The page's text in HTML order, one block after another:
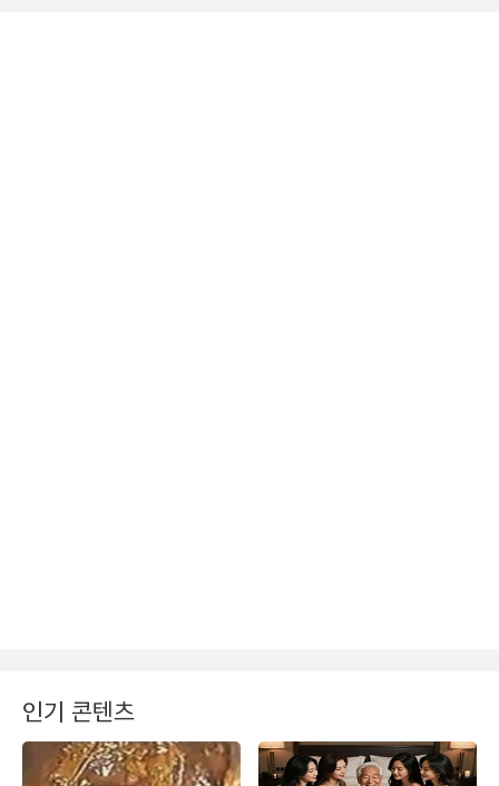
인기 콘텐츠